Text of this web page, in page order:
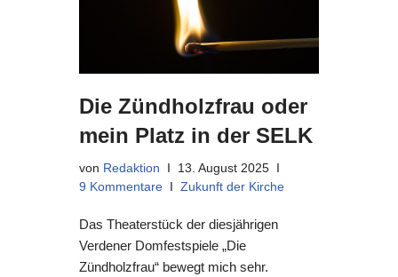
Die Zündholzfrau oder
mein Platz in der SELK
von Redaktion
13. August 2025
9 Kommentare
Zukunft der Kirche
Das Theaterstück der diesjährigen
Verdener Domfestspiele „Die
Zündholzfrau“ bewegt mich sehr.